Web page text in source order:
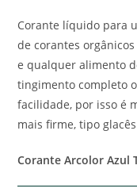
Corante líquido para
de corantes
e qualquer alimento
tingimento completo
facilidade, por isso é
mais firme, tipo
Corante Arcolor Azul